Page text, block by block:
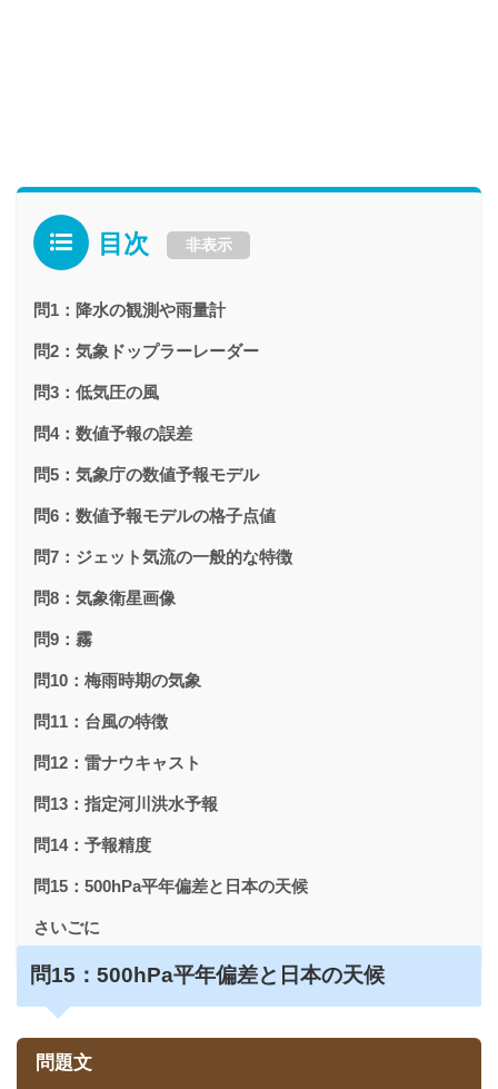
目次 非表示
問1：降水の観測や雨量計
問2：気象ドップラーレーダー
問3：低気圧の風
問4：数値予報の誤差
問5：気象庁の数値予報モデル
問6：数値予報モデルの格子点値
問7：ジェット気流の一般的な特徴
問8：気象衛星画像
問9：霧
問10：梅雨時期の気象
問11：台風の特徴
問12：雷ナウキャスト
問13：指定河川洪水予報
問14：予報精度
問15：500hPa平年偏差と日本の天候
さいごに
問15：500hPa平年偏差と日本の天候
問題文